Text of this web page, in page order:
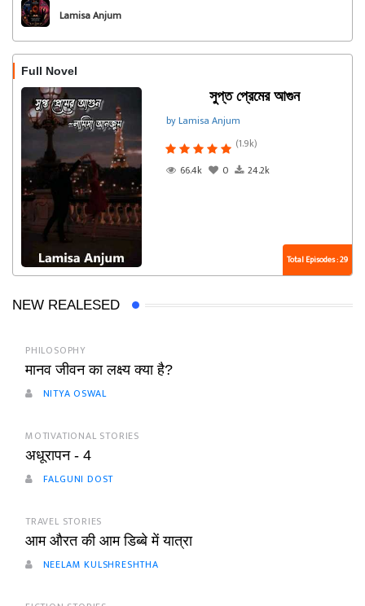
Lamisa Anjum
Full Novel
সুপ্ত প্রেমের আগুন
by Lamisa Anjum
(1.9k)
66.4k
0 24.2k
Total Episodes : 29
NEW REALESED
PHILOSOPHY
मानव जीवन का लक्ष्य क्या है?
NITYA OSWAL
MOTIVATIONAL STORIES
अधूरापन - 4
FALGUNI DOST
TRAVEL STORIES
आम औरत की आम डिब्बे में यात्रा
NEELAM KULSHRESHTHA